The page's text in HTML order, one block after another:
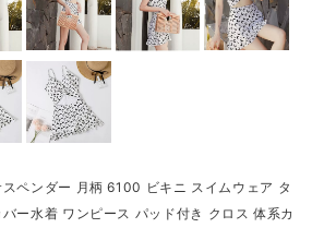
スペンダー 月柄 6100 ビキニ スイムウェア タ
ー水着 ワンピース パッド付き クロス 体系カ